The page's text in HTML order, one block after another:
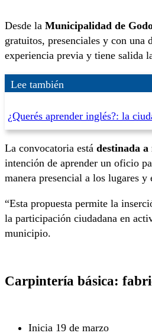
Desde la Municipalidad de
gratuitos, presenciales y con una
experiencia previa y tiene salida
Lee también
¿Querés aprender inglés?: la
La convocatoria está destinada
intención de aprender un oficio
manera presencial a los lugares
“Esta propuesta permite la
la participación ciudadana en
municipio.
Carpintería básica:
Inicia 19 de marzo